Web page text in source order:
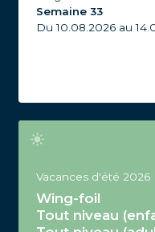
Semaine 33
Du 10.08.2026 au
Vacances d'été 2026
Wing-foil
Tout niveau